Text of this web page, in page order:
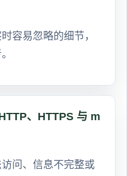
容易忽略的细节，
、HTTPS 与 m
问、信息不完整或